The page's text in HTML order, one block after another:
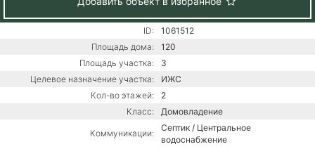
ID:
1061512
Площадь дома:
120
Площадь участка:
3
Целевое назначение участка:
ИЖС
Кол-во этажей:
2
Класс:
Домовладение
Коммуникации:
Септик / Центральное
водоснабжение